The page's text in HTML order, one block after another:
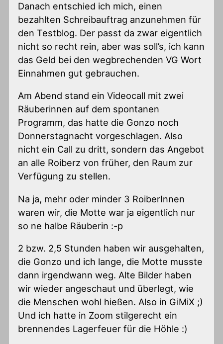
Danach entschied ich mich, einen
bezahlten Schreibauftrag anzunehmen für
den Testblog. Der passt da zwar eigentlich
nicht so recht rein, aber was soll’s, ich kann
das Geld bei den wegbrechenden VG Wort
Einnahmen gut gebrauchen.
Am Abend stand ein Videocall mit zwei
Räuberinnen auf dem spontanen
Programm, das hatte die Gonzo noch
Donnerstagnacht vorgeschlagen. Also
nicht ein Call zu dritt, sondern das Angebot
an alle Roiberz von früher, den Raum zur
Verfügung zu stellen.
Na ja, mehr oder minder 3 RoiberInnen
waren wir, die Motte war ja eigentlich nur
so ne halbe Räuberin :-p
2 bzw. 2,5 Stunden haben wir ausgehalten,
die Gonzo und ich lange, die Motte musste
dann irgendwann weg. Alte Bilder haben
wir wieder angeschaut und überlegt, wie
die Menschen wohl hießen. Also in GiMiX ;)
Und ich hatte in Zoom stilgerecht ein
brennendes Lagerfeuer für die Höhle :)